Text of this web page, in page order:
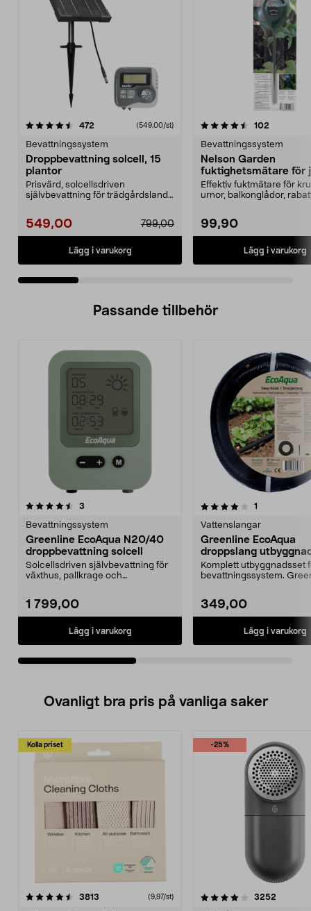
472 recensioner(549,00/st)
Bevattningssystem
Droppbevattning solcell, 15
plantor
Prisvärd, solcellsdriven
självbevattning för trädgårdsland,
549,00 799,00
Lägg i varukorg
4.5 av 5 stjärnor 102
Bevattningssystem
Nelson Garden
fuktighetsmätare för
Effektiv fuktmätare för
urnor, balkonglådor,
99,90
Lägg i varukorg
4.0 av 5 stjärnor
Passande tillbehör
3
Bevattningssystem
Greenline EcoAqua N20/40
droppbevattning solcell
Solcellsdriven självbevattning för
växthus, pallkrage och
1 799,00
Lägg i varukorg
4.0av 5 stjärnor 1
Vattenslangar
Greenline EcoAqua
droppslang
10 m
Komplett utbyggnadsset
bevattningssystem.
349,00
Lägg i varukorg
0.0 av 5 stjärnor
Ovanligt bra pris på vanliga saker
Kolla priset
3813 (9,97/st)
-25%
4.0av 5 stjärnor 3252
4.5av 5 stjärnor